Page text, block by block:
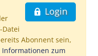
Login
Datei
Abonnent sein,
Informationen zum